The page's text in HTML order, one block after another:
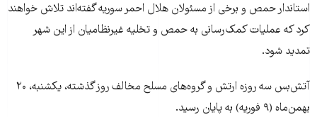
استاندار حمص و برخی از مسئولان هلال احمر سوريه گفته‌اند تلاش خواهند
کرد که عمليات کمک‌رسانی به حمص و تخليه غيرنظاميان از اين شهر
تمديد شود.
آتش‌بس سه روزه ارتش و گروه‌های مسلح مخالف روز گذشته، يکشنبه، ۲۰
بهمن‌ماه (۹ فوريه) به پايان رسيد.